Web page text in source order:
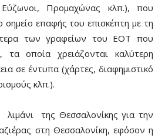
Προμαχώνας κλπ.), που
επαφής του επισκέπτη με τη
των γραφείων του ΕΟΤ που
οποία χρειάζονται καλύτερη
σε έντυπα (χάρτες, διαφημιστικό
κλπ.).
της Θεσσαλονίκης για την
στη Θεσσαλονίκη, εφόσον η